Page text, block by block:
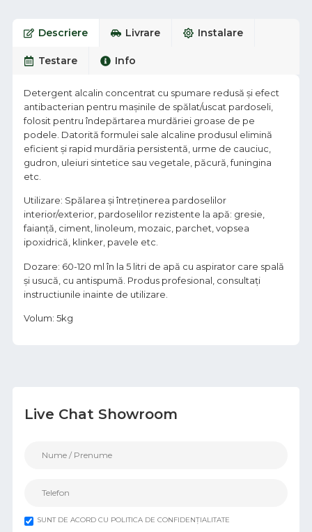
Live Chat Showroom
SUNT DE ACORD CU POLITICA DE CONFIDENȚIALITATE
Descriere Livrare Instalare
Testare Info
Detergent alcalin concentrat cu spumare redusă şi efect
antibacterian pentru maşinile de spălat/uscat pardoseli,
folosit pentru îndepărtarea murdăriei groase de pe
podele. Datorită formulei sale alcaline produsul elimină
eficient şi rapid murdăria persistentă, urme de cauciuc,
gudron, uleiuri sintetice sau vegetale, păcură, funingina
etc.
Utilizare: Spălarea şi întreţinerea pardoselilor
interior/exterior, pardoselilor rezistente la apă: gresie,
faianţă, ciment, linoleum, mozaic, parchet, vopsea
ipoxidrică, klinker, pavele etc.
Dozare: 60-120 ml în la 5 litri de apă cu aspirator care spală
şi usucă, cu antispumă. Produs profesional, consultaţi
instructiunile inainte de utilizare.
Volum: 5kg